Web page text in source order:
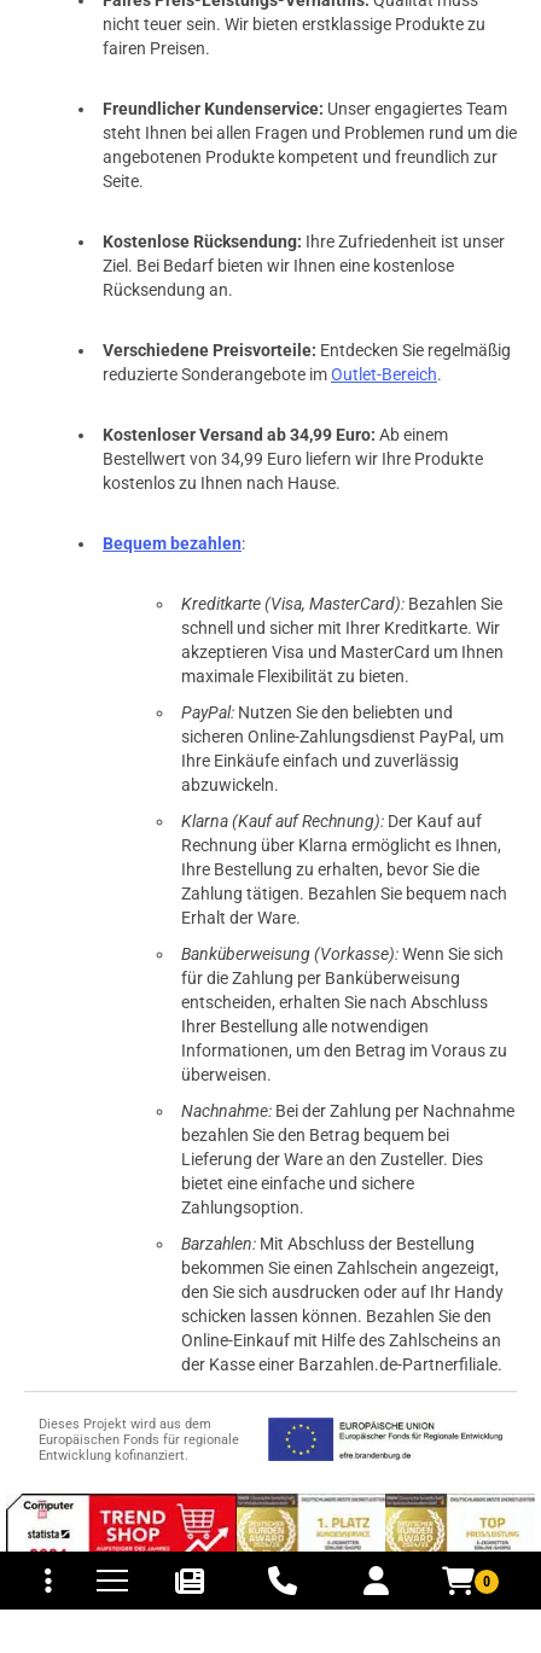
0
und Versandkosten
nicht teuer sein. Wir bieten erstklassige Produkte zu
fairen Preisen.
Freundlicher Kundenservice: Unser engagiertes Team
steht Ihnen bei allen Fragen und Problemen rund um die
angebotenen Produkte kompetent und freundlich zur
Seite.
Kostenlose Rücksendung: Ihre Zufriedenheit ist unser
Ziel. Bei Bedarf bieten wir Ihnen eine kostenlose
Rücksendung an.
Verschiedene Preisvorteile: Entdecken Sie regelmäßig
reduzierte Sonderangebote imOutlet-Bereich.
Kostenloser Versand ab 34,99 Euro: Ab einem
Bestellwert von 34,99 Euro liefern wir Ihre Produkte
kostenlos zu Ihnen nach Hause.
Bequem bezahlen:
Kreditkarte (Visa, MasterCard): Bezahlen Sie
schnell und sicher mit Ihrer Kreditkarte. Wir
akzeptieren Visa und MasterCard um Ihnen
maximale Flexibilität zu bieten.
PayPal: Nutzen Sie den beliebten und
sicheren Online-Zahlungsdienst PayPal, um
Ihre Einkäufe einfach und zuverlässig
abzuwickeln.
Klarna (Kauf auf Rechnung): Der Kauf auf
Rechnung über Klarna ermöglicht es Ihnen,
Ihre Bestellung zu erhalten, bevor Sie die
Zahlung tätigen. Bezahlen Sie bequem nach
Erhalt der Ware.
Banküberweisung (Vorkasse):Wenn Sie sich
für die Zahlung per Banküberweisung
entscheiden, erhalten Sie nach Abschluss
Ihrer Bestellung alle notwendigen
Informationen, um den Betrag im Voraus zu
überweisen.
Nachnahme: Bei der Zahlung per Nachnahme
bezahlen Sie den Betrag bequem bei
Lieferung der Ware an den Zusteller. Dies
bietet eine einfache und sichere
Zahlungsoption.
Barzahlen: Mit Abschluss der Bestellung
bekommen Sie einen Zahlschein angezeigt,
den Sie sich ausdrucken oder auf Ihr Handy
schicken lassen können. Bezahlen Sie den
Online-Einkauf mit Hilfe des Zahlscheins an
der Kasse einer Barzahlen.de-Partnerfiliale.
Dieses Projekt wird aus dem
Europäischen Fonds für regionale
Entwicklung kofinanziert.
© 2015-2026 PB-ViGoods GmbH